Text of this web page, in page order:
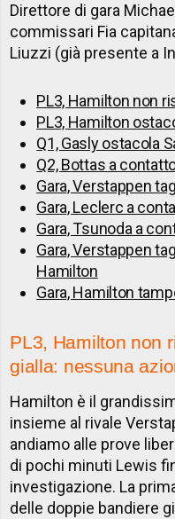
Direttore di gara
commissari Fia
Liuzzi (già presente a
PL3, Hamilton non
PL3, Hamilton
Q1, Gasly ostacola
Q2, Bottas a
Gara, Verstappen
Gara, Leclerc a
Gara, Tsunoda a
Gara, Verstappen
Hamilton
Gara, Hamilton
PL3, Hamilton non
gialla: nessuna
Hamilton è il
insieme al rivale
andiamo alle prove
di pochi minuti Lewis
investigazione. La
delle doppie bandiere